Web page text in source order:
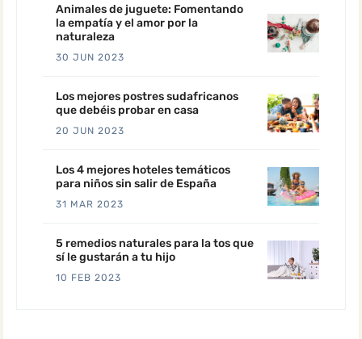
Animales de juguete: Fomentando
la empatía y el amor por la
naturaleza
30 JUN 2023
Los mejores postres sudafricanos
que debéis probar en casa
20 JUN 2023
Los 4 mejores hoteles temáticos
para niños sin salir de España
31 MAR 2023
5 remedios naturales para la tos que
sí le gustarán a tu hijo
10 FEB 2023